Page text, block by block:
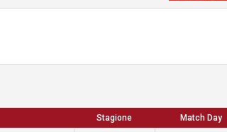
Stagione Match Day